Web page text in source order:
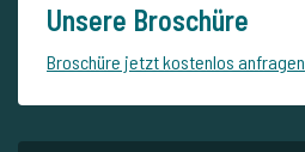
Unsere Broschüre
Broschüre jetzt kostenlos anfragen